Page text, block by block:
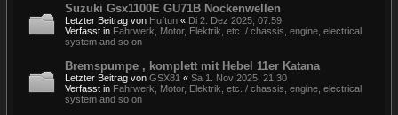
Suzuki Gsx1100E GU71B Nockenwellen
Letzter Beitrag von Huftun « Di 2. Dez 2025, 07:59
Verfasst in Fahrwerk, Motor, Elektrik, etc. / chassis, engine, electrical
system and so on
Bremspumpe , komplett mit Hebel 11er Katana
Letzter Beitrag von GSX81 « Sa 1. Nov 2025, 21:30
Verfasst in Fahrwerk, Motor, Elektrik, etc. / chassis, engine, electrical
system and so on